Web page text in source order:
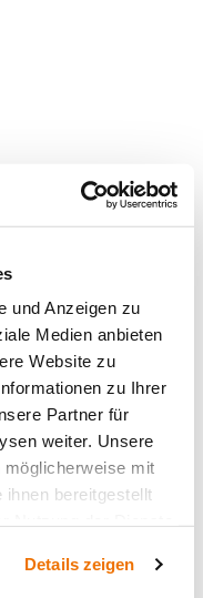
und Anzeigen zu
Medien anbieten
Website zu
zu Ihrer
Partner für
weiter. Unsere
mit
bereitgestellt
Details zeigen